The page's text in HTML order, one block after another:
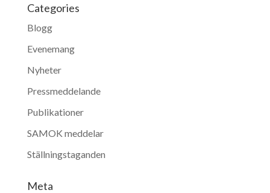
Categories
Blogg
Evenemang
Nyheter
Pressmeddelande
Publikationer
SAMOK meddelar
Ställningstaganden
Meta